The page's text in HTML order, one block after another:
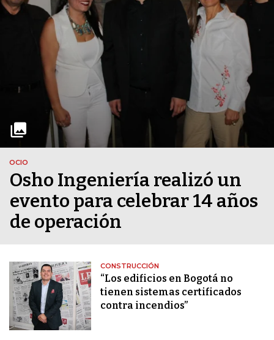
OCIO
Osho Ingeniería realizó un
evento para celebrar 14 años
de operación
CONSTRUCCIÓN
“Los edificios en Bogotá no
tienen sistemas certificados
contra incendios”